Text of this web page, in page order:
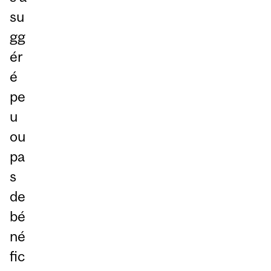
su
gg
ér
é
pe
u
ou
pa
s
de
bé
né
fic